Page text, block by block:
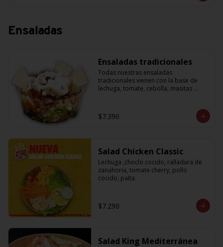
Ensaladas
Ensaladas tradicionales
Todas nuestras ensaladas
tradicionales vienen con la base de
lechuga, tomate, cebolla, masitas
proteína que más te guste.
$7.390
Salad Chicken Classic
Lechuga ,choclo cocido, ralladura de
zanahoria, tomate cherry, pollo
cocido, palta
$7.290
Salad King Mediterránea